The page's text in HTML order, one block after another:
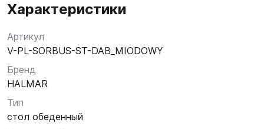
Характеристики
Артикул
V-PL-SORBUS-ST-DAB_MIODOWY
Бренд
HALMAR
Тип
стол обеденный